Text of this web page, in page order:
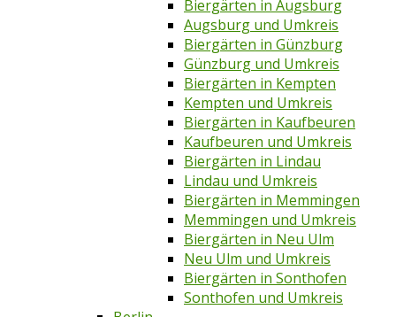
Biergärten in Augsburg
Augsburg und Umkreis
Biergärten in Günzburg
Günzburg und Umkreis
Biergärten in Kempten
Kempten und Umkreis
Biergärten in Kaufbeuren
Kaufbeuren und Umkreis
Biergärten in Lindau
Lindau und Umkreis
Biergärten in Memmingen
Memmingen und Umkreis
Biergärten in Neu Ulm
Neu Ulm und Umkreis
Biergärten in Sonthofen
Sonthofen und Umkreis